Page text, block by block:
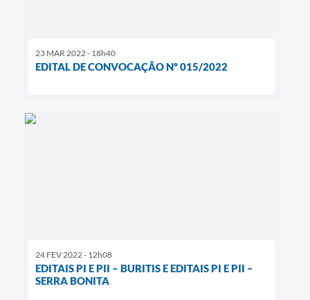
23 MAR 2022 - 18h40
EDITAL DE CONVOCAÇÃO Nº 015/2022
24 FEV 2022 - 12h08
EDITAIS PI E PII – BURITIS E EDITAIS PI E PII –
SERRA BONITA